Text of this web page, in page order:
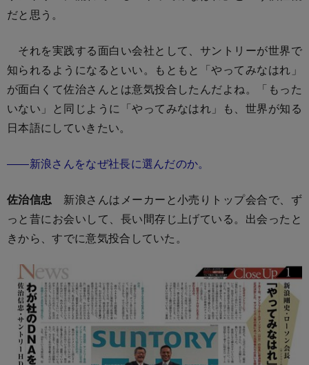
だと思う。
それを実践する面白い会社として、サントリーが世界で
知られるようになるといい。もともと「やってみなはれ」
が面白くて佐治さんとは意気投合したんだよね。「もった
いない」と同じように「やってみなはれ」も、世界が知る
日本語にしていきたい。
――新浪さんをなぜ社長に選んだのか。
佐治信忠 新浪さんはメーカーと小売りトップ会合で、ず
っと昔にお会いして、長い間存じ上げている。出会ったと
きから、すでに意気投合していた。